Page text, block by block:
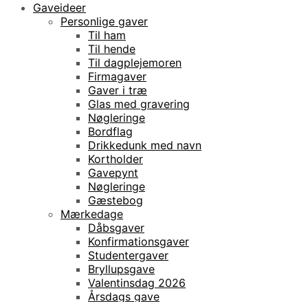
Gaveideer
Personlige gaver
Til ham
Til hende
Til dagplejemoren
Firmagaver
Gaver i træ
Glas med gravering
Nøgleringe
Bordflag
Drikkedunk med navn
Kortholder
Gavepynt
Nøgleringe
Gæstebog
Mærkedage
Dåbsgaver
Konfirmationsgaver
Studentergaver
Bryllupsgave
Valentinsdag 2026
Årsdags gave